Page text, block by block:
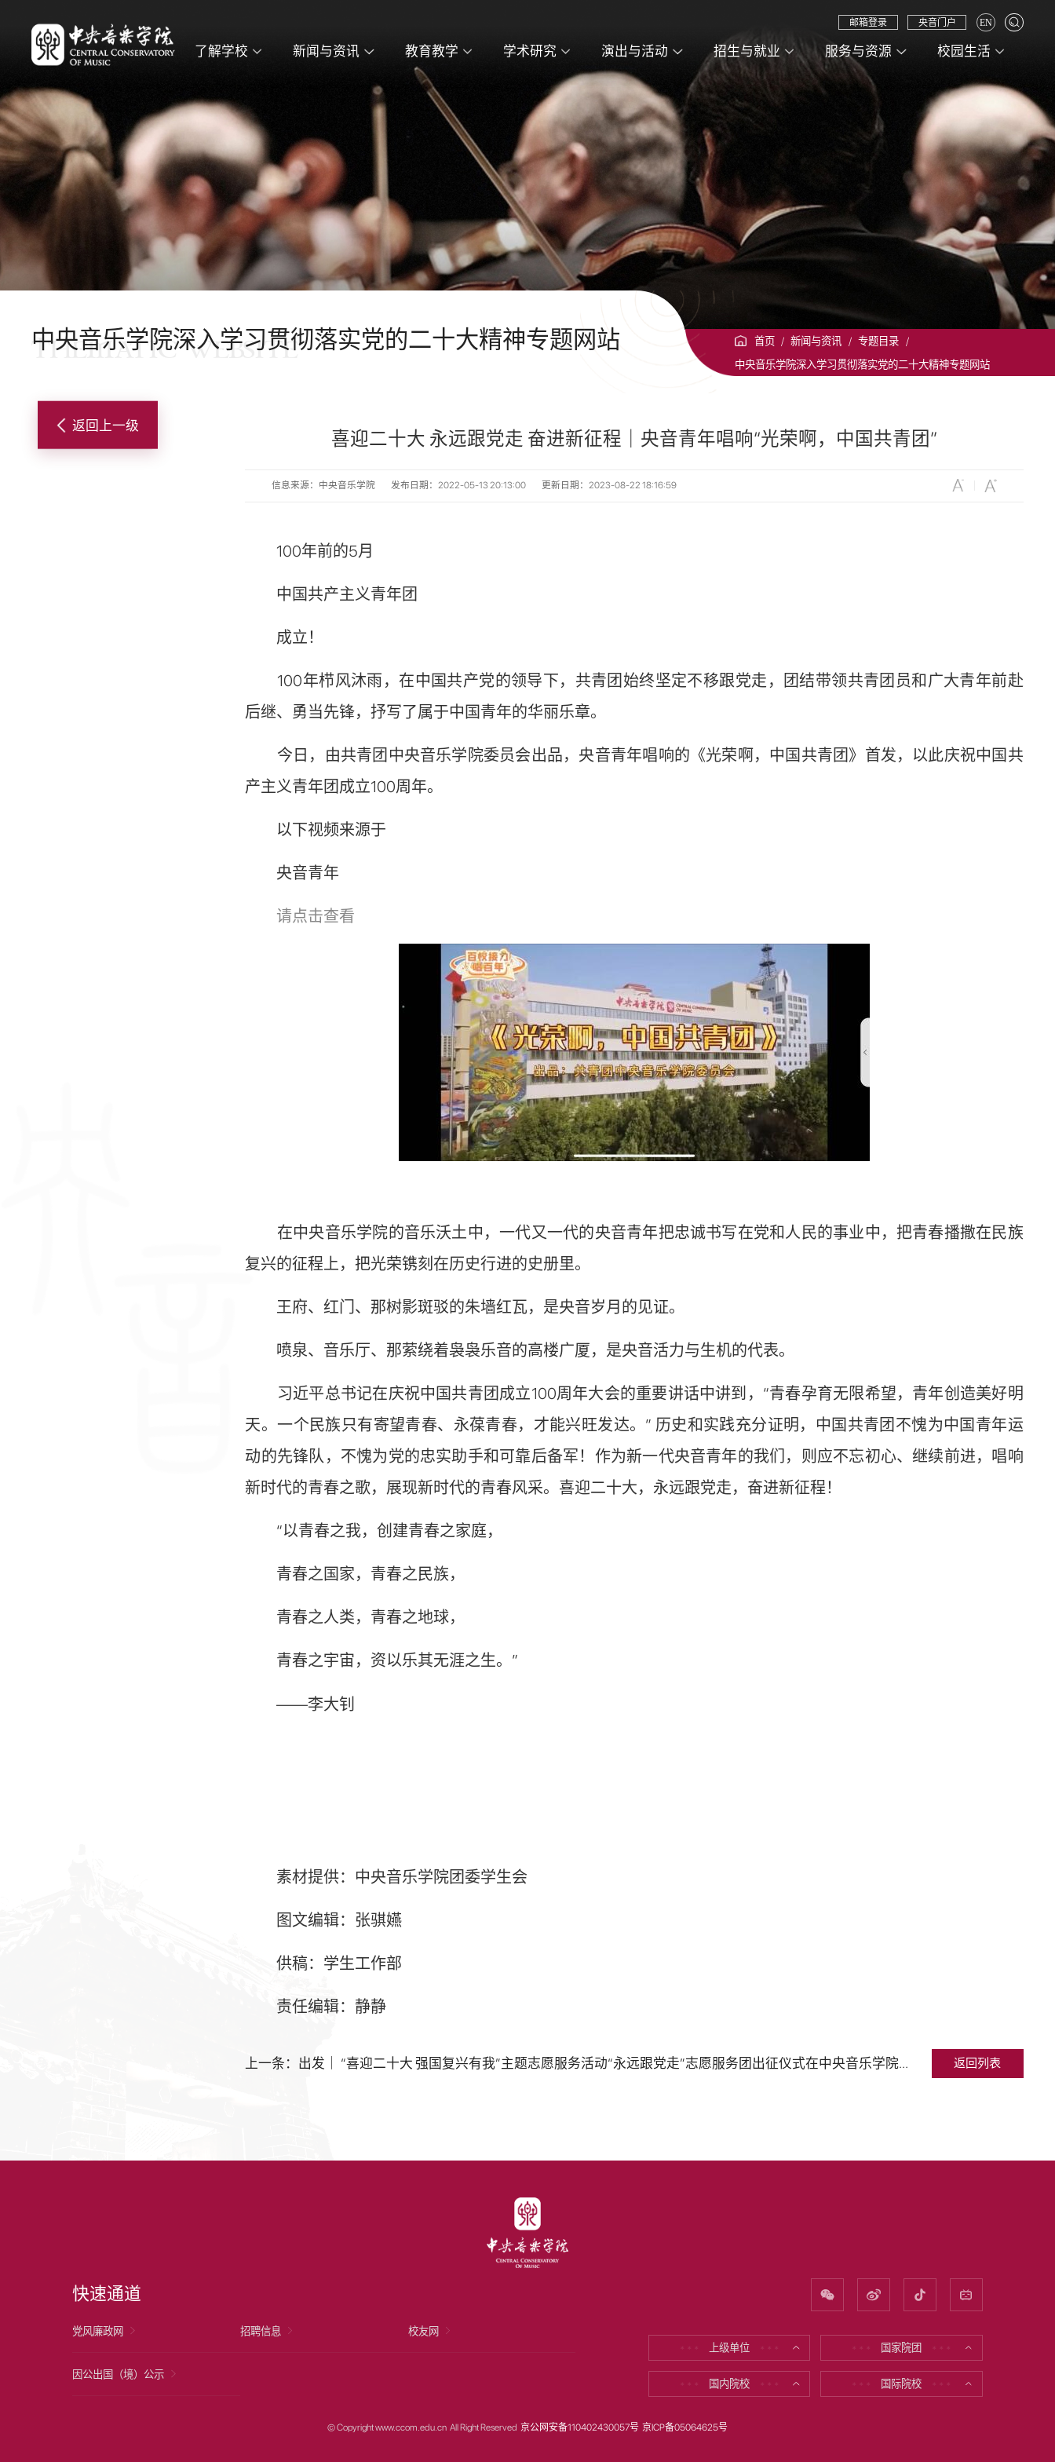
了解学校 新闻与资讯 教育教学 学术研究 演出与活动 招生与就业 服务与资源 校园生活
邮箱登录 央音门户 EN
中央音乐学院深入学习贯彻落实党的二十大精神专题网站
THEMATIC WEBSITE 首页 / 新闻与资讯 / 专题目录
/
中央音乐学院深入学习贯彻落实党的二十大精神专题网站
返回上一级
喜迎二十大 永远跟党走 奋进新征程｜央音青年唱响“光荣啊，中国共青团”
信息来源：中央音乐学院 发布日期：2022-05-13 20:13:00 更新日期：2023-08-22 18:16:59
100年前的5月
中国共产主义青年团
成立！
100年栉风沐雨，在中国共产党的领导下，共青团始终坚定不移跟党走，团结带领共青团员和广大青年前赴
后继、勇当先锋，抒写了属于中国青年的华丽乐章。
今日，由共青团中央音乐学院委员会出品，央音青年唱响的《光荣啊，中国共青团》首发，以此庆祝中国共
产主义青年团成立100周年。
以下视频来源于
央音青年
请点击查看
在中央音乐学院的音乐沃土中，一代又一代的央音青年把忠诚书写在党和人民的事业中，把青春播撒在民族
复兴的征程上，把光荣镌刻在历史行进的史册里。
王府、红门、那树影斑驳的朱墙红瓦，是央音岁月的见证。
喷泉、音乐厅、那萦绕着袅袅乐音的高楼广厦，是央音活力与生机的代表。
习近平总书记在庆祝中国共青团成立100周年大会的重要讲话中讲到，“青春孕育无限希望，青年创造美好明
天。一个民族只有寄望青春、永葆青春，才能兴旺发达。” 历史和实践充分证明，中国共青团不愧为中国青年运
动的先锋队，不愧为党的忠实助手和可靠后备军！作为新一代央音青年的我们，则应不忘初心、继续前进，唱响
新时代的青春之歌，展现新时代的青春风采。喜迎二十大，永远跟党走，奋进新征程！
“以青春之我，创建青春之家庭，
青春之国家，青春之民族，
青春之人类，青春之地球，
青春之宇宙，资以乐其无涯之生。”
——李大钊
素材提供：中央音乐学院团委学生会
图文编辑：张骐嬿
供稿：学生工作部
责任编辑：静静
上一条：出发｜ “喜迎二十大 强国复兴有我”主题志愿服务活动“永远跟党走”志愿服务团出征仪式在中央音乐学院举行 返回列表
快速通道
党风廉政网 招聘信息 校友网
因公出国（境）公示
* * * 上级单位 * * * * * * 国家院团 * * *
* * * 国内院校 * * * * * * 国际院校 * * *
© Copyright www.ccom.edu.cn All Right Reserved 京公网安备110402430057号 京ICP备05064625号